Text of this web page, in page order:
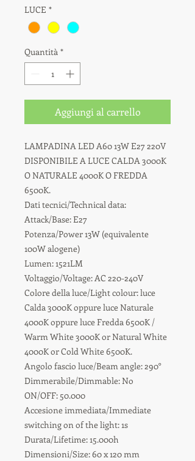
LUCE *
Quantità *
Aggiungi al carrello
LAMPADINA LED A60 13W E27 220V
DISPONIBILE A LUCE CALDA 3000K
O NATURALE 4000K O FREDDA
6500K.
Dati tecnici/Technical data:
Attack/Base: E27
Potenza/Power 13W (equivalente
100W alogene)
Lumen: 1521LM
Voltaggio/Voltage: AC 220-240V
Colore della luce/Light colour: luce
Calda 3000K oppure luce Naturale
4000K oppure luce Fredda 6500K /
Warm White 3000K or Natural White
4000K or Cold White 6500K.
Angolo fascio luce/Beam angle: 290°
Dimmerabile/Dimmable: No
ON/OFF: 50.000
Accesione immediata/Immediate
switching on of the light: 1s
Durata/Lifetime: 15.000h
Dimensioni/Size: 60 x 120 mm